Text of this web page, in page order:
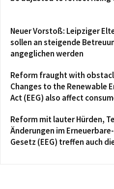
Neuer Vorstoß: Leipziger
sollen an steigende
angeglichen werden
Reform fraught with
Changes to the Renewable
Act (EEG) also affect
Reform mit lauter Hürden,
Änderungen im
Gesetz (EEG) treffen auch